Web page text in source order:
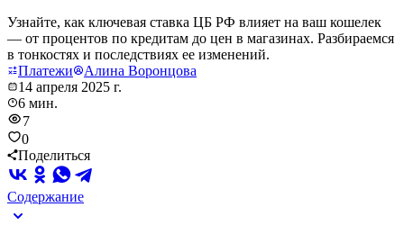
Узнайте, как ключевая ставка ЦБ РФ влияет на ваш кошелек
— от процентов по кредитам до цен в магазинах. Разбираемся
в тонкостях и последствиях ее изменений.
Платежи
Алина Воронцова
14 апреля 2025 г.
6 мин.
7
0
Поделиться
Содержание